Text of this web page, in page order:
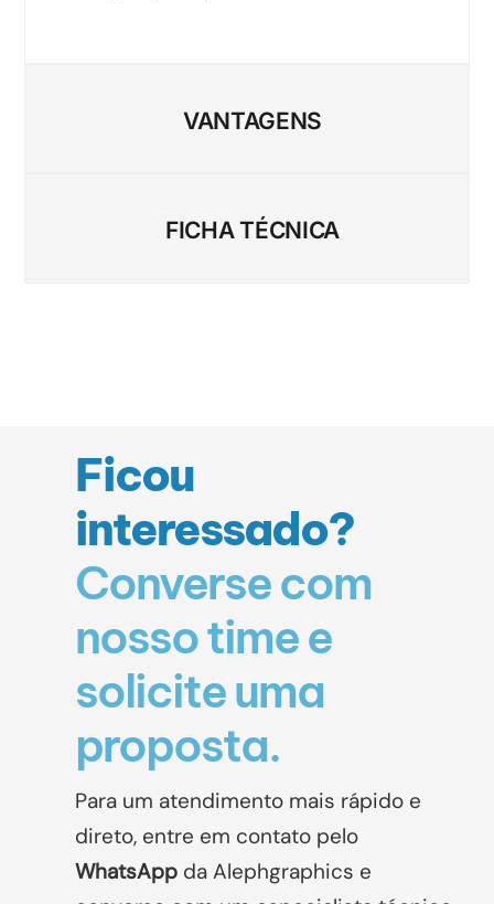
VANTAGENS
FICHA TÉCNICA
Ficou
interessado?
Converse com
nosso time e
solicite uma
proposta.
Para um atendimento mais rápido e
direto, entre em contato pelo
WhatsApp da Alephgraphics e